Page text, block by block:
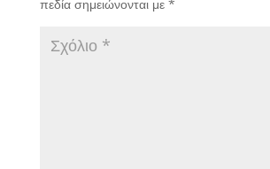
πεδία σημειώνονται με *